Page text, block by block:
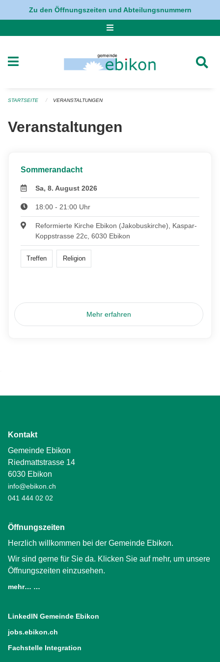
Navigation überspringen
Zu den Öffnungszeiten und Abteilungsnummern
STARTSEITE VERANSTALTUNGEN
Veranstaltungen
Sommerandacht
Sa, 8. August 2026
18:00 - 21:00 Uhr
Reformierte Kirche Ebikon (Jakobuskirche), Kaspar-
Koppstrasse 22c, 6030 Ebikon
Treffen Religion
Mehr erfahren
Kontakt
Gemeinde Ebikon
Riedmattstrasse 14
6030 Ebikon
info@ebikon.ch
041 444 02 02
Öffnungszeiten
Herzlich willkommen bei der Gemeinde Ebikon.
Wir sind gerne für Sie da. Klicken Sie auf mehr, um unsere
Öffnungszeiten einzusehen.
mehr… …
LinkedIN Gemeinde Ebikon
jobs.ebikon.ch
Fachstelle Integration